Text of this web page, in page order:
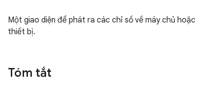
Một giao diện để phát ra các chỉ số về máy chủ hoặc
thiết bị.
Tóm tắt